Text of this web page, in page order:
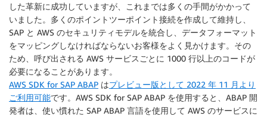
した革新に成功していますが、これまでは多くの手間がかかって
いました。多くのポイントツーポイント接続を作成して維持し、
SAP と AWS のセキュリティモデルを統合し、データフォーマット
をマッピングしなければならないお客様をよく見かけます。その
ため、呼び出される AWS サービスごとに 1000 行以上のコードが
必要になることがあります。
AWS SDK for SAP ABAP はプレビュー版として 2022 年 11 月より
ご利用可能です。AWS SDK for SAP ABAP を使用すると、ABAP 開
発者は、使い慣れた SAP ABAP 言語を使用して AWS のサービスに